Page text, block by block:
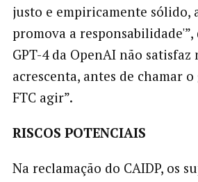
justo e empiricamente sólido,
promova a
GPT-4 da OpenAI não
acrescenta, antes de chamar
FTC agir”.
RISCOS POTENCIAIS
Na reclamação do CAIDP, os